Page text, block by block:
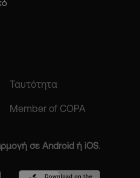
Ταυτότητα
Member of COPA
σε Android ή iOS.